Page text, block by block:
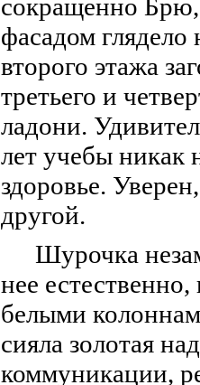
сокращенно Брю
фасадом
второго этажа
третьего и
ладони.
лет учебы никак
здоровье.
другой.
Шурочка
нее
белыми
сияла золотая
коммуникации,